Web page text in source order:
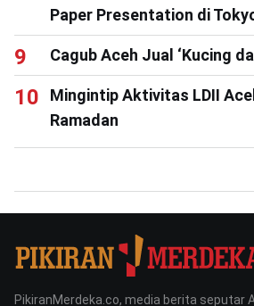
Paper Presentation di
Cagub Aceh Jual ‘Kucing
Mingintip Aktivitas LDII
Ramadan
PikiranMerdeka.co, media berita seputar